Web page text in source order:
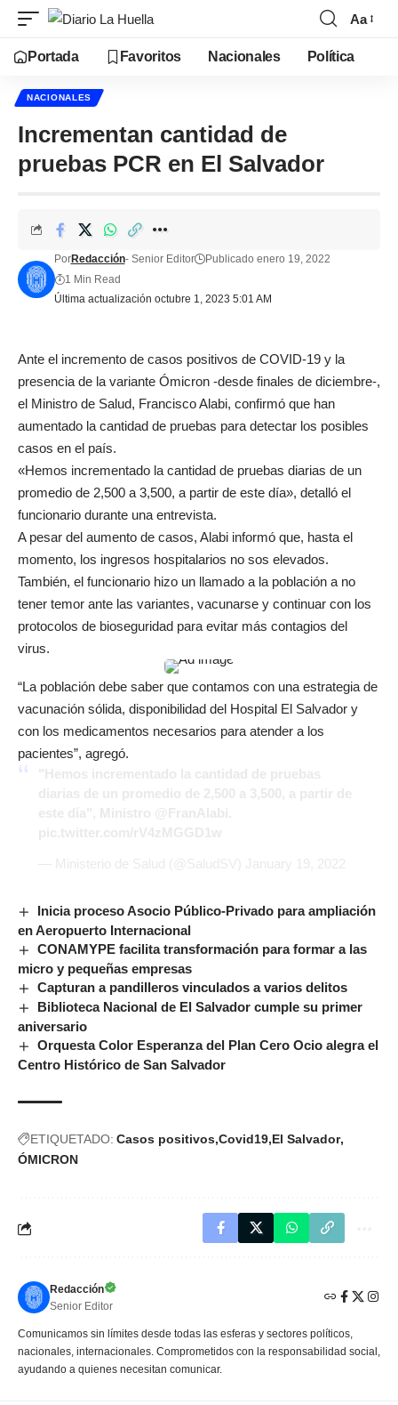
Aa
Portada Favoritos Nacionales Política
NACIONALES
Incrementan cantidad de
pruebas PCR en El Salvador
Última actualización octubre 1, 2023 5:01 AM
PorRedacción- Senior Editor
Publicado enero 19, 2022
1 Min Read
Ante el incremento de casos positivos de COVID-19 y la
presencia de la variante Ómicron -desde finales de diciembre-,
el Ministro de Salud, Francisco Alabi, confirmó que han
aumentado la cantidad de pruebas para detectar los posibles
casos en el país.
«Hemos incrementado la cantidad de pruebas diarias de un
promedio de 2,500 a 3,500, a partir de este día», detalló el
funcionario durante una entrevista.
A pesar del aumento de casos, Alabi informó que, hasta el
momento, los ingresos hospitalarios no sos elevados.
También, el funcionario hizo un llamado a la población a no
tener temor ante las variantes, vacunarse y continuar con los
protocolos de bioseguridad para evitar más contagios del
virus.
“La población debe saber que contamos con una estrategia de
vacunación sólida, disponibilidad del Hospital El Salvador y
con los medicamentos necesarios para atender a los
pacientes”, agregó.
Inicia proceso Asocio Público-Privado para ampliación
en Aeropuerto Internacional
CONAMYPE facilita transformación para formar a las
micro y pequeñas empresas
Capturan a pandilleros vinculados a varios delitos
Biblioteca Nacional de El Salvador cumple su primer
aniversario
Orquesta Color Esperanza del Plan Cero Ocio alegra el
Centro Histórico de San Salvador
ETIQUETADO: Casos positivos Covid19 El Salvador
ÓMICRON
Redacción
Senior Editor
Comunicamos sin límites desde todas las esferas y sectores políticos,
nacionales, internacionales. Comprometidos con la responsabilidad social,
ayudando a quienes necesitan comunicar.